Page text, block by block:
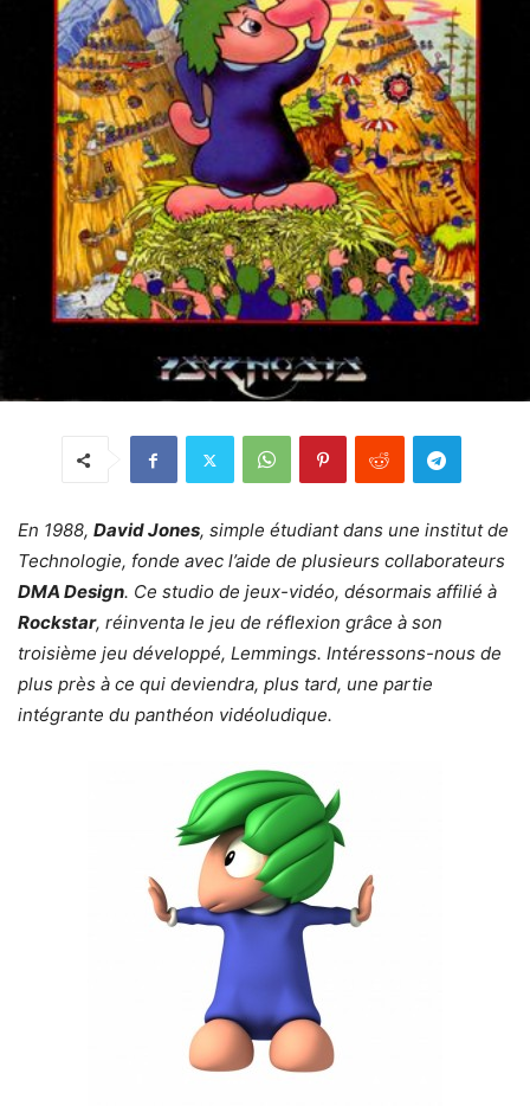
En 1988, David Jones, simple étudiant dans une institut de
Technologie, fonde avec l’aide de plusieurs collaborateurs
DMA Design. Ce studio de jeux-vidéo, désormais affilié à
Rockstar, réinventa le jeu de réflexion grâce à son
troisième jeu développé, Lemmings. Intéressons-nous de
plus près à ce qui deviendra, plus tard, une partie
intégrante du panthéon vidéoludique.